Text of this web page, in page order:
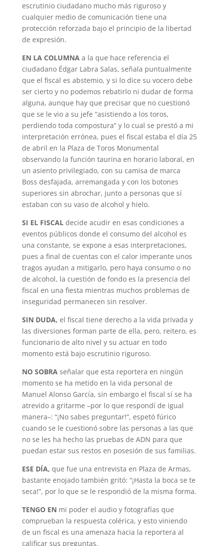
escrutinio ciudadano mucho más riguroso y
cualquier medio de comunicación tiene una
protección reforzada bajo el principio de la libertad
de expresión.
EN LA COLUMNA a la que hace referencia el
ciudadano Édgar Labra Salas, señala puntualmente
que el fiscal es abstemio, y si lo dice su vocero debe
ser cierto y no podemos rebatirlo ni dudar de forma
alguna, aunque hay que precisar que no cuestionó
que se le vio a su jefe “asistiendo a los toros,
perdiendo toda compostura” y lo cual se prestó a mi
interpretación errónea, pues el fiscal estaba el día 25
de abril en la Plaza de Toros Monumental
observando la función taurina en horario laboral, en
un asiento privilegiado, con su camisa de marca
Boss desfajada, arremangada y con los botones
superiores sin abrochar, junto a personas que sí
estaban con su vaso de alcohol y hielo.
SI EL FISCAL decide acudir en esas condiciones a
eventos públicos donde el consumo del alcohol es
una constante, se expone a esas interpretaciones,
pues a final de cuentas con el calor imperante unos
tragos ayudan a mitigarlo, pero haya consumo o no
de alcohol, la cuestión de fondo es la presencia del
fiscal en una fiesta mientras muchos problemas de
inseguridad permanecen sin resolver.
SIN DUDA, el fiscal tiene derecho a la vida privada y
las diversiones forman parte de ella, pero, reitero, es
funcionario de alto nivel y su actuar en todo
momento está bajo escrutinio riguroso.
NO SOBRA señalar que esta reportera en ningún
momento se ha metido en la vida personal de
Manuel Alonso García, sin embargo el fiscal sí se ha
atrevido a gritarme –por lo que respondí de igual
manera–: “¡No sabes preguntar!”, espetó fúrico
cuando se le cuestionó sobre las personas a las que
no se les ha hecho las pruebas de ADN para que
puedan estar sus restos en posesión de sus familias.
ESE DÍA, que fue una entrevista en Plaza de Armas,
bastante enojado también gritó: “¡Hasta la boca se te
seca!”, por lo que se le respondió de la misma forma.
TENGO EN mi poder el audio y fotografías que
comprueban la respuesta colérica, y esto viniendo
de un fiscal es una amenaza hacia la reportera al
calificar sus preguntas.